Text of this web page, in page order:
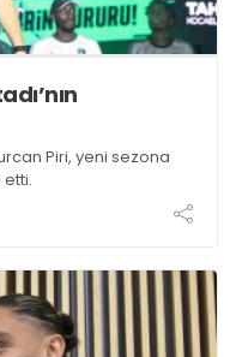
Piri, yeni sezona
etti.